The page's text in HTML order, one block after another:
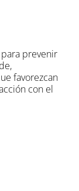
prevenir
favorezcan
con el